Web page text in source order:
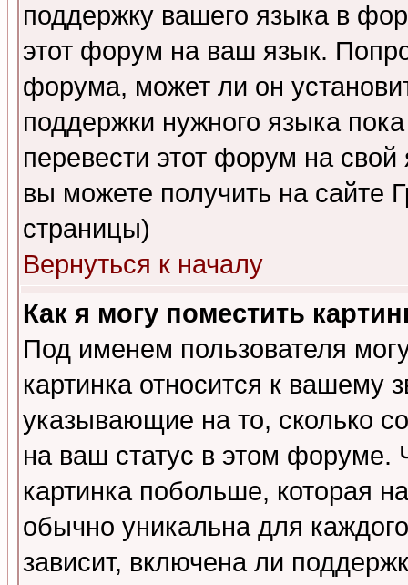
поддержку вашего языка в
этот форум на ваш язык.
форума, может ли он
поддержки нужного языка
перевести этот форум на
вы можете получить на сайте
страницы)
Вернуться к началу
Как я могу поместить
Под именем пользователя
картинка относится к вашему
указывающие на то, сколько
на ваш статус в этом форуме.
картинка побольше, которая
обычно уникальна для
зависит, включена ли